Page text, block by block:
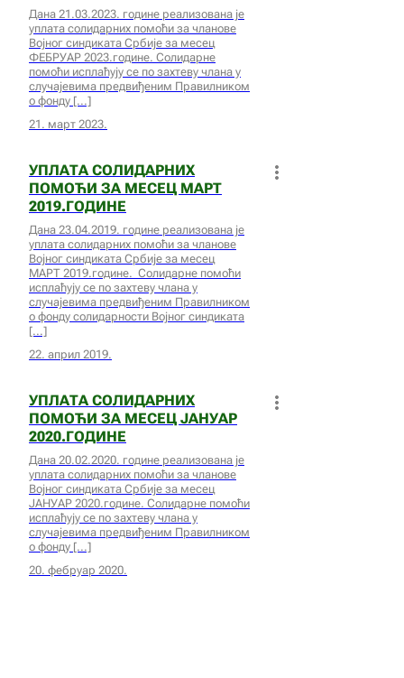
Дана 21.03.2023. године реализована је
уплата солидарних помоћи за чланове
Војног синдиката Србије за месец
ФЕБРУАР 2023.године. Солидарне
помоћи исплаћују се по захтеву члана у
случајевима предвиђеним Правилником
о фонду
21. март 2023.
УПЛАТА СОЛИДАРНИХ
ПОМОЋИ ЗА МЕСЕЦ МАРТ
2019.ГОДИНЕ
Дана 23.04.2019. године реализована је
уплата солидарних помоћи за чланове
Војног синдиката Србије за месец
МАРТ 2019.године. Солидарне помоћи
исплаћују се по захтеву члана у
случајевима предвиђеним Правилником
о фонду солидарности Војног синдиката
22. април 2019.
УПЛАТА СОЛИДАРНИХ
ПОМОЋИ ЗА МЕСЕЦ ЈАНУАР
2020.ГОДИНЕ
Дана 20.02.2020. године реализована је
уплата солидарних помоћи за чланове
Војног синдиката Србије за месец
ЈАНУАР 2020.године. Солидарне помоћи
исплаћују се по захтеву члана у
случајевима предвиђеним Правилником
о фонду
20. фебруар 2020.